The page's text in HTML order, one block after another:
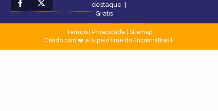
destaque |
Grátis
Termos| Privacidade
Sitemap
Criado com ❤️ e ☕ pelo time do EncontraBrasil